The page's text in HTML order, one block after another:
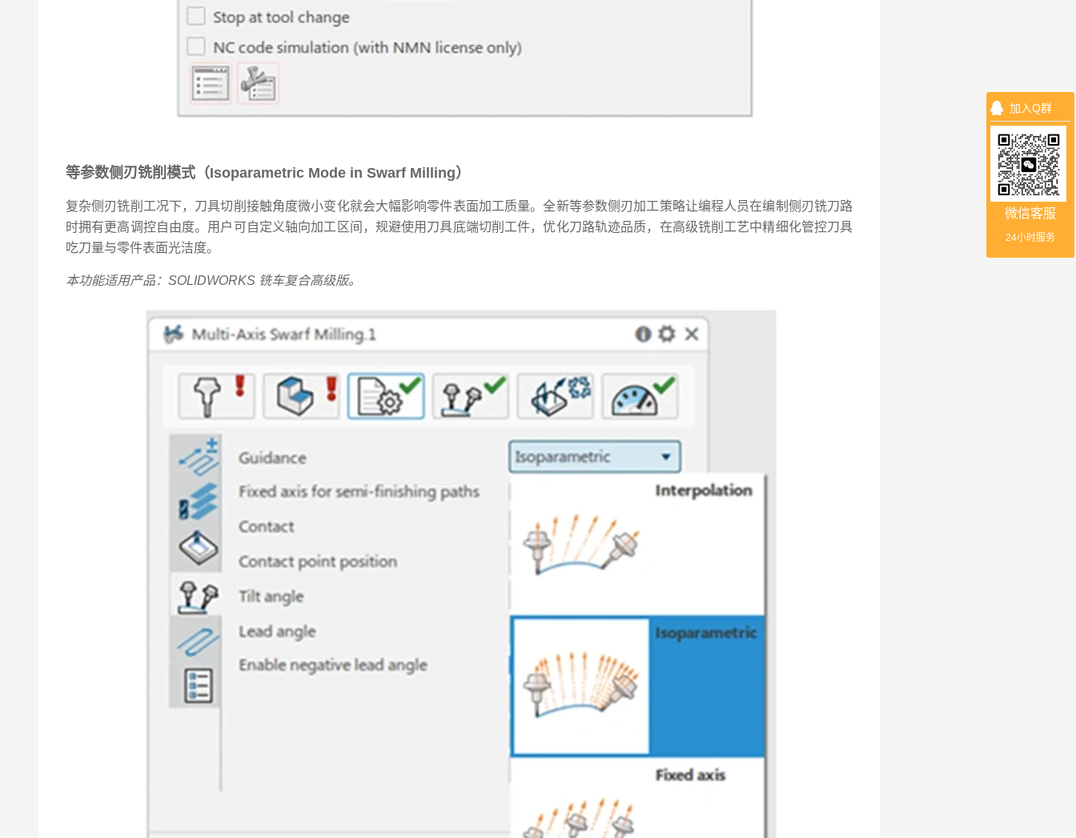
等参数侧刃铣削模式（Isoparametric Mode in Swarf Milling）
复杂侧刃铣削工况下，刀具切削接触角度微小变化就会大幅影响零件表面加工质量。全新等参数侧刃加工策略让编程人员在编制侧刃铣刀路
时拥有更高调控自由度。用户可自定义轴向加工区间，规避使用刀具底端切削工件，优化刀路轨迹品质，在高级铣削工艺中精细化管控刀具
吃刀量与零件表面光洁度。
本功能适用产品：SOLIDWORKS 铣车复合高级版。
加入Q群
微信客服
24小时服务